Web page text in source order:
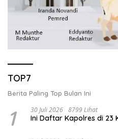
TOP7
Berita Paling Top Bulan Ini
1 30 Juli 2026 8799 Lihat
Ini Daftar Kapolres di 23